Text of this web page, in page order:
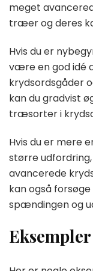
meget
træer og deres
Hvis du er
være en god idé
krydsordsgåder
kan du gradvist
træsorter i
Hvis du er mere
større
avancerede
kan også
spændingen og